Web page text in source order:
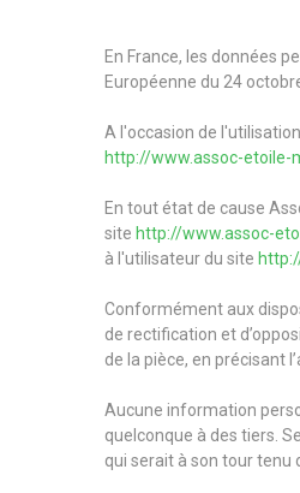
En France, les données
Européenne du 24
A l'occasion de
http://www.assoc-etoile-
En tout état de cause
site http://www.assoc-
à l'utilisateur du site
Conformément aux
de rectification et
de la pièce, en précisant
Aucune information
quelconque à des tiers.
qui serait à son tour tenu